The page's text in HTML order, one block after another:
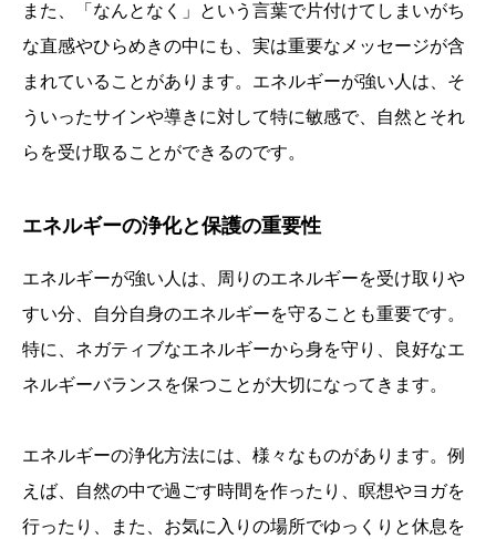
また、「なんとなく」という言葉で片付けてしまいがち
な直感やひらめきの中にも、実は重要なメッセージが含
まれていることがあります。エネルギーが強い人は、そ
ういったサインや導きに対して特に敏感で、自然とそれ
らを受け取ることができるのです。
エネルギーの浄化と保護の重要性
エネルギーが強い人は、周りのエネルギーを受け取りや
すい分、自分自身のエネルギーを守ることも重要です。
特に、ネガティブなエネルギーから身を守り、良好なエ
ネルギーバランスを保つことが大切になってきます。
エネルギーの浄化方法には、様々なものがあります。例
えば、自然の中で過ごす時間を作ったり、瞑想やヨガを
行ったり、また、お気に入りの場所でゆっくりと休息を